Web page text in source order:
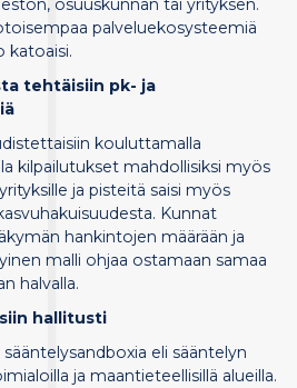
osuuskunnan tai yrityksen.
palveluekosysteemiä
katoaisi.
tehtäisiin pk- ja
kouluttamalla
kilpailutukset mahdollisiksi myös
ja pisteitä saisi myös
Kunnat
hankintojen määrään ja
malli ohjaa ostamaan samaa
halvalla.
hallitusti
eli sääntelyn
ja maantieteellisillä alueilla.